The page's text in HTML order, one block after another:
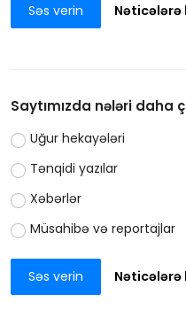
Səs verin Nəticələrə
Saytımızda nələri daha
Uğur hekayələri
Tənqidi yazılar
Xəbərlər
Müsahibə və reportajlar
Səs verin Nəticələrə